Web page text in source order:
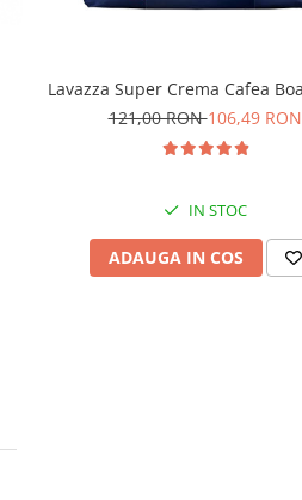
Lavazza Super Crema Cafea
121,00 RON106,49 RON
IN STOC
ADAUGA IN COS